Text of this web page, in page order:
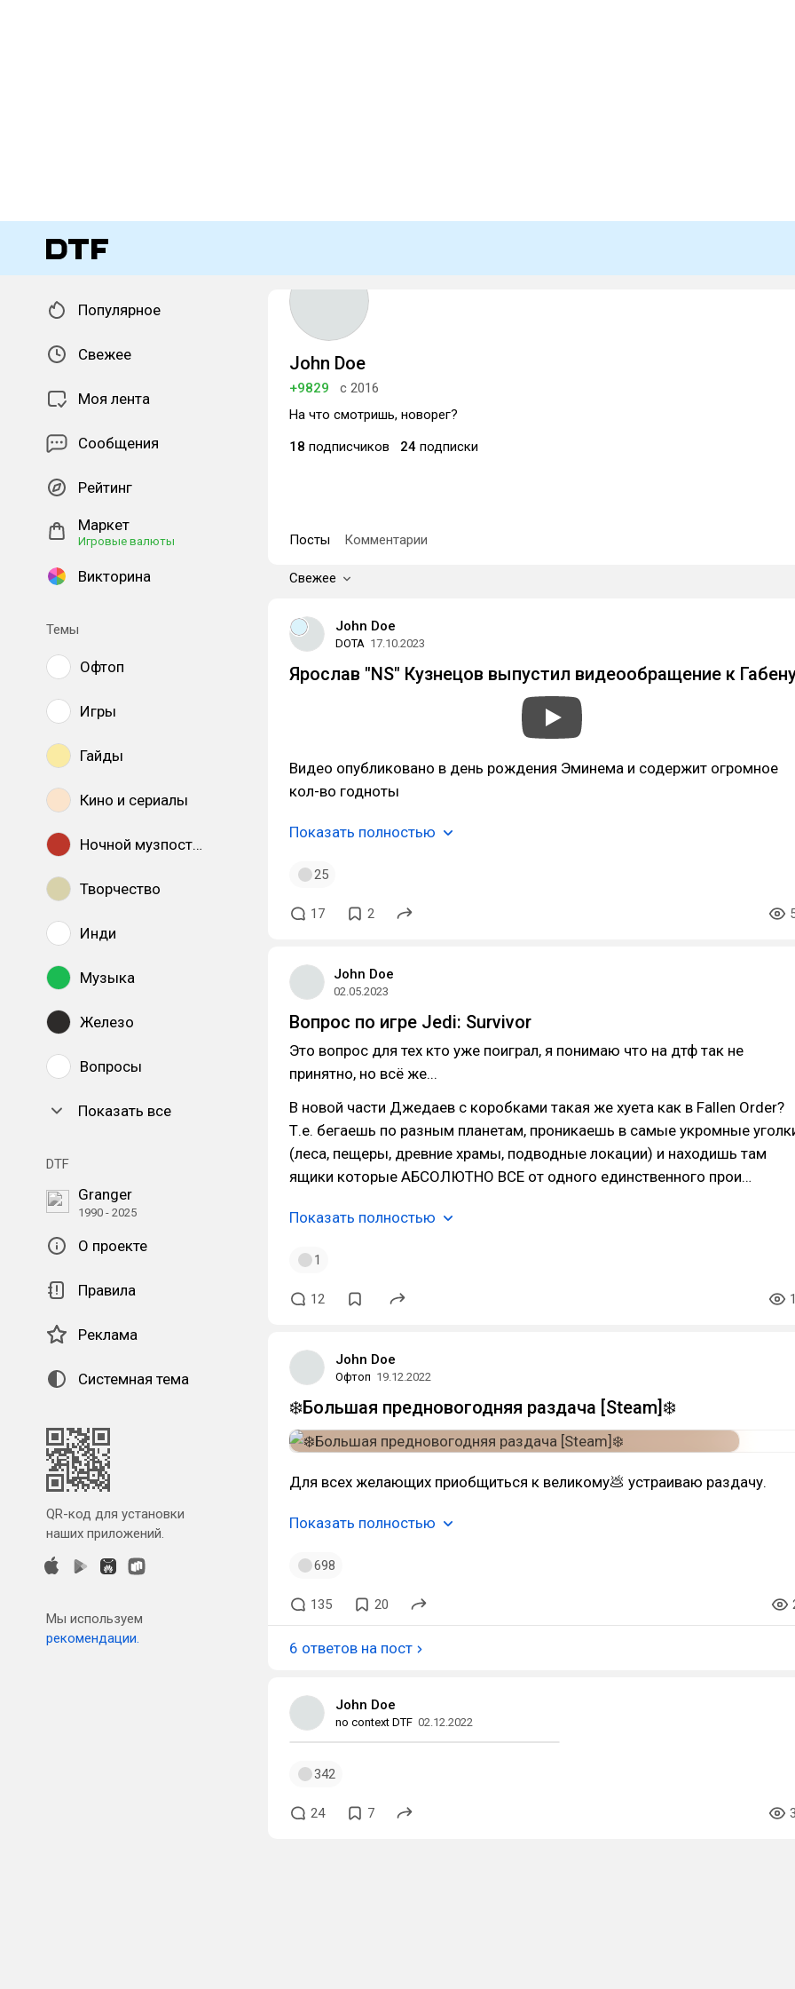
Популярное
Свежее
Моя лента
Сообщения
Рейтинг
Маркет
Игровые валюты
Викторина
Темы
Офтоп
Игры
Гайды
Кино и сериалы
Ночной музпостинг
Творчество
Инди
Музыка
Железо
Вопросы
Показать все
DTF
Granger
1990 - 2025
О проекте
Правила
Реклама
Системная тема
QR-код для установки
наших приложений.
Мы используем
рекомендации.
John Doe
+9829
с 2016
На что смотришь, новорег?
18 подписчиков 24 подписки
Посты Комментарии
Свежее
John Doe
DOTA 17.10.2023
Ярослав "NS" Кузнецов выпустил видеообращение к
Видео опубликовано в день рождения Эминема и содержит огромное
кол-во годноты
Показать полностью
25
17 2
John Doe
02.05.2023
Вопрос по игре Jedi: Survivor
Это вопрос для тех кто уже поиграл, я понимаю что на дтф так не
принятно, но всё же...
В новой части Джедаев с коробками такая же хуета как в Fallen Order?
Т.е. бегаешь по разным планетам, проникаешь в самые укромные
(леса, пещеры, древние храмы, подводные локации) и находишь там
ящики которые АБСОЛЮТНО ВСЕ от одного единственного прои…
Показать полностью
1
12
John Doe
Офтоп 19.12.2022
❄️Большая предновогодняя раздача [Steam]❄️
Для всех желающих приобщиться к великому💩 устраиваю раздачу.
Показать полностью
698
135 20
6 ответов на пост
John Doe
no context DTF 02.12.2022
342
24 7